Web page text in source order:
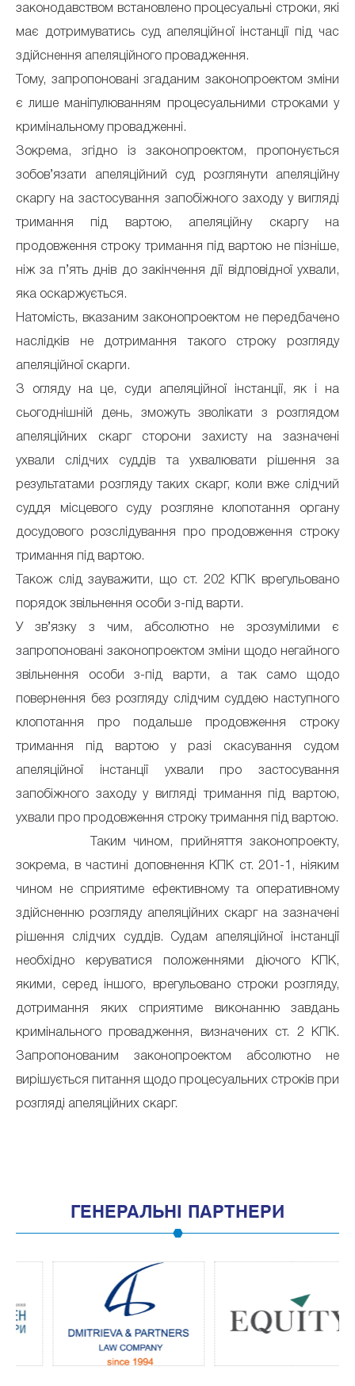
законодавством встановлено процесуальні строки, які
має дотримуватись суд апеляційної інстанції під час
здійснення апеляційного провадження.
Тому, запропоновані згаданим законопроектом зміни
є лише маніпулюванням процесуальними строками у
кримінальному провадженні.
Зокрема, згідно із законопроектом, пропонується
зобов’язати апеляційний суд розглянути апеляційну
скаргу на застосування запобіжного заходу у вигляді
тримання під вартою, апеляційну скаргу на
продовження строку тримання під вартою не пізніше,
ніж за п’ять днів до закінчення дії відповідної ухвали,
яка оскаржується.
Натомість, вказаним законопроектом не передбачено
наслідків не дотримання такого строку розгляду
апеляційної скарги.
З огляду на це, суди апеляційної інстанції, як і на
сьогоднішній день, зможуть зволікати з розглядом
апеляційних скарг сторони захисту на зазначені
ухвали слідчих суддів та ухвалювати рішення за
результатами розгляду таких скарг, коли вже слідчий
суддя місцевого суду розгляне клопотання органу
досудового розслідування про продовження строку
тримання під вартою.
Також слід зауважити, що ст. 202 КПК врегульовано
порядок звільнення особи з-під варти.
У зв’язку з чим, абсолютно не зрозумілими є
запропоновані законопроектом зміни щодо негайного
звільнення особи з-під варти, а так само щодо
повернення без розгляду слідчим суддею наступного
клопотання про подальше продовження строку
тримання під вартою у разі скасування судом
апеляційної інстанції ухвали про застосування
запобіжного заходу у вигляді тримання під вартою,
ухвали про продовження строку тримання під вартою.
Таким чином, прийняття законопроекту,
зокрема, в частині доповнення КПК ст. 201-1, ніяким
чином не сприятиме ефективному та оперативному
здійсненню розгляду апеляційних скарг на зазначені
рішення слідчих суддів. Судам апеляційної інстанції
необхідно керуватися положеннями діючого КПК,
якими, серед іншого, врегульовано строки розгляду,
дотримання яких сприятиме виконанню завдань
кримінального провадження, визначених ст. 2 КПК.
Запропонованим законопроектом абсолютно не
вирішується питання щодо процесуальних строків при
розгляді апеляційних скарг.
ГЕНЕРАЛЬНІ ПАРТНЕРИ